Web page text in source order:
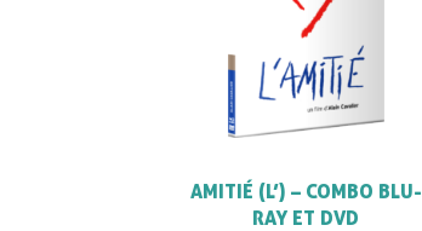
AMITIÉ (L’) – COMBO BLU-
RAY ET DVD